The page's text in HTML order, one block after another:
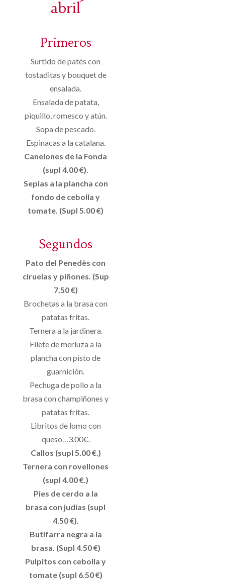
abril
Primeros
Surtido de patés con
tostaditas y bouquet de
ensalada.
Ensalada de patata,
piquillo, romesco y atún.
Sopa de pescado.
Espinacas a la catalana.
Canelones de la Fonda
(supl 4.00 €).
Sepias a la plancha con
fondo de cebolla y
tomate. (Supl 5.00 €)
Segundos
Pato del Penedès con
ciruelas y piñones. (Sup
7.50 €)
Brochetas a la brasa con
patatas fritas.
Ternera a la jardinera.
Filete de merluza a la
plancha con pisto de
guarnición.
Pechuga de pollo a la
brasa con champiñones y
patatas fritas.
Libritos de lomo con
queso…3.00€.
Callos (supl 5.00 €.)
Ternera con rovellones
(supl 4.00 €.)
Pies de cerdo a la
brasa con judías (supl
4.50 €).
Butifarra negra a la
brasa. (Supl 4.50 €)
Pulpitos con cebolla y
tomate (supl 6.50 €)